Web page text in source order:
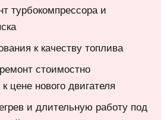
турбокомпрессора и
к качеству топлива
стоимостно
цене нового двигателя
и длительную работу под